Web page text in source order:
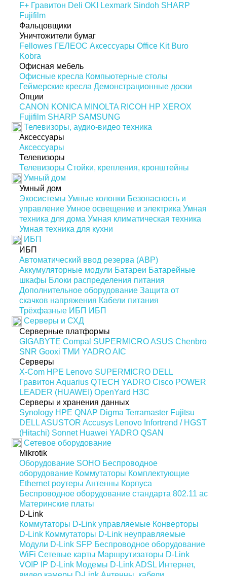
F+ Гравитон Deli OKI Lexmark Sindoh SHARP
Fujifilm
Фальцовщики
Уничтожители бумаг
Fellowes ГЕЛЕОС Аксессуары Office Kit Buro
Kobra
Офисная мебель
Офисные кресла Компьютерные столы
Геймерские кресла Демонстрационные доски
Опции
CANON KONICA MINOLTA RICOH HP XEROX
Fujifilm SHARP SAMSUNG
Телевизоры, аудио-видео техника
Аксессуары
Аксессуары
Телевизоры
Телевизоры Стойки, крепления, кронштейны
Умный дом
Умный дом
Экосистемы Умные колонки Безопасность и
управление Умное освещение и электрика Умная
техника для дома Умная климатическая техника
Умная техника для кухни
ИБП
ИБП
Автоматический ввод резерва (АВР)
Аккумуляторные модули Батареи Батарейные
шкафы Блоки распределения питания
Дополнительное оборудование Защита от
скачков напряжения Кабели питания
Трёхфазные ИБП ИБП
Серверы и СХД
Серверные платформы
GIGABYTE Compal SUPERMICROASUS Chenbro
SNR Gooxi ТМИ YADROAIC
Серверы
X-Com HPE Lenovo SUPERMICRO DELL
Гравитон Aquarius QTECH YADRO Cisco POWER
LEADER (HUAWEI) OpenYard H3C
Серверы и хранения данных
Synology HPE QNAP Digma Terramaster Fujitsu
DELLASUSTOR Accusys Lenovo Infortrend / HGST
(Hitachi) Sonnet Huawei YADRO QSAN
Сетевое оборудование
Mikrotik
Оборудование SOHO Беспроводное
оборудование Коммутаторы Комплектующие
Ethernet роутеры Антенны Корпуса
Беспроводное оборудование стандарта 802.11 ас
Материнские платы
D-Link
Коммутаторы D-Link управляемые Конверторы
D-Link Коммутаторы D-Link неуправляемые
Модули D-Link SFP Беспроводное оборудование
WiFi Сетевые карты Маршрутизаторы D-Link
VOIP IP D-Link Модемы D-Link ADSL Интернет,